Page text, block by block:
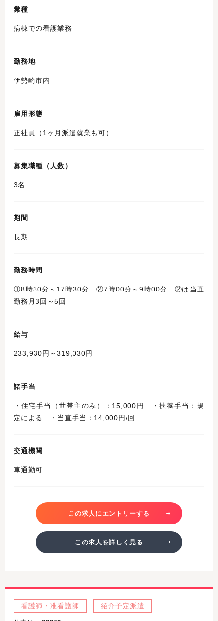
業種
病棟での看護業務
勤務地
伊勢崎市内
雇用形態
正社員（1ヶ月派遣就業も可）
募集職種（人数）
3名
期間
長期
勤務時間
①8時30分～17時30分 ②7時00分～9時00分 ②は当直
勤務月3回～5回
給与
233,930円～319,030円
諸手当
・住宅手当（世帯主のみ）：15,000円 ・扶養手当：規
定による ・当直手当：14,000円/回
交通機関
車通勤可
この求人にエントリーする
この求人を詳しく見る
看護師・准看護師 紹介予定派遣